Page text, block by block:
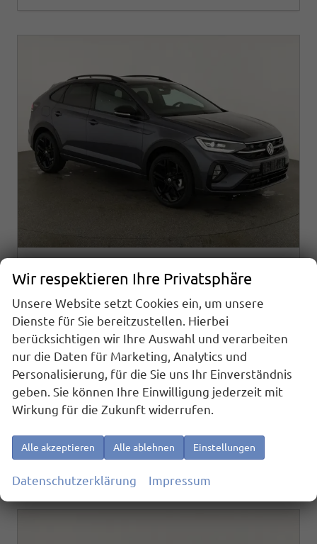
Volkswagen Taigo
KraftstoffBenzin AußenfarbeRauch Grau Metallic
Leistung110 kW (150 PS) Kilometerstand10 km
01.04.2026
29.995,– €
incl. 19% MwSt.
Details
Verbrauch kombiniert:5,90 l/100km
CO2-Klasse:
Wir respektieren Ihre Privatsphäre
Unsere Website setzt Cookies ein, um unsere
Dienste für Sie bereitzustellen. Hierbei
berücksichtigen wir Ihre Auswahl und verarbeiten
nur die Daten für Marketing, Analytics und
Personalisierung, für die Sie uns Ihr Einverständnis
geben. Sie können Ihre Einwilligung jederzeit mit
Wirkung für die Zukunft widerrufen.
Alle akzeptieren Alle ablehnen Einstellungen
Datenschutzerklärung Impressum